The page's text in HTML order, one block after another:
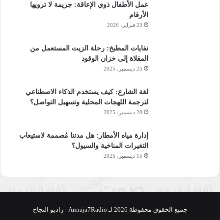
عمل الأطفال ذوي الإعاقة: جريمة لا ترويها
الأرقام
23 فبراير، 2026
نفايات المطبخ: رحلة الزيت المستعمل من
المقلاة إلى خزان الوقود
25 ديسمبر، 2025
لغة الشارع: كيف يستخدم الذكاء الاصطناعي
لترجمة اللهجات المحلية وتسهيل التواصل؟
20 ديسمبر، 2025
إدارة مياه الأمطار: هل مدننا مُصممة لاستيعاب
التغيرات المناخية والسيول؟
15 ديسمبر، 2025
جميع الحقوق محفوظة 2026 لـ Annaja7Radio - راديو النجاح